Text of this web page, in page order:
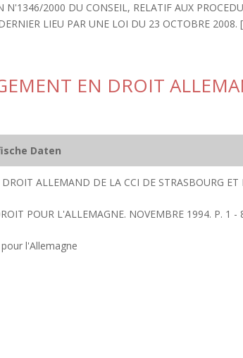
N'1346/2000 DU CONSEIL, RELATIF AUX
LIEU PAR UNE LOI DU 23 OCTOBRE 2008.
EN DROIT
Daten
DROIT ALLEMAND DE LA CCI DE STRASBOURG ET
POUR L'ALLEMAGNE. NOVEMBRE 1994. P. 1 -
l'Allemagne